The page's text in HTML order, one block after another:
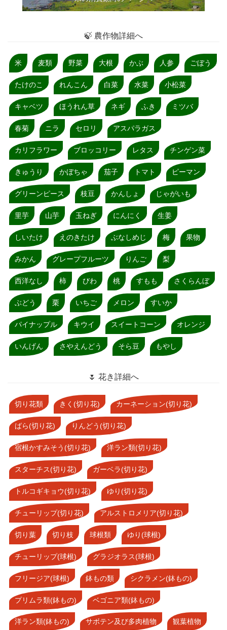
🍃 農作物詳細へ
米 麦類 野菜 大根 かぶ 人参 ごぼう
たけのこ れんこん 白菜 水菜 小松菜
キャベツ ほうれん草 ネギ ふき ミツバ
春菊 ニラ セロリ アスパラガス
カリフラワー ブロッコリー レタス チンゲン菜
きゅうり かぼちゃ 茄子 トマト ピーマン
グリーンピース 枝豆 かんしょ じゃがいも
里芋 山芋 玉ねぎ にんにく 生姜
しいたけ えのきたけ ぶなしめじ 梅 果物
みかん グレープフルーツ りんご 梨
西洋なし 柿 びわ 桃 すもも さくらんぼ
ぶどう 栗 いちご メロン すいか
パイナップル キウイ スイートコーン オレンジ
いんげん さやえんどう そら豆 もやし
🌷 花き詳細へ
切り花類 きく(切り花) カーネーション(切り花)
ばら(切り花) りんどう(切り花)
宿根かすみそう(切り花) 洋ラン類(切り花)
スターチス(切り花) ガーベラ(切り花)
トルコギキョウ(切り花) ゆり(切り花)
チューリップ(切り花) アルストロメリア(切り花)
切り葉 切り枝 球根類 ゆり(球根)
チューリップ(球根) グラジオラス(球根)
フリージア(球根) 鉢もの類 シクラメン(鉢もの)
プリムラ類(鉢もの) ベゴニア類(鉢もの)
洋ラン類(鉢もの) サボテン及び多肉植物 観葉植物